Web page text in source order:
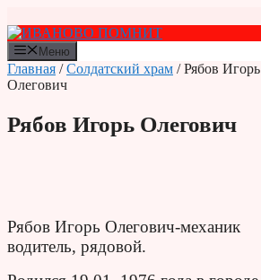
к
содержимому
Меню
Главная /Солдатский храм / Рябов Игорь
Олегович
Рябов Игорь Олегович
Рябов Игорь Олегович-механик
водитель, рядовой.